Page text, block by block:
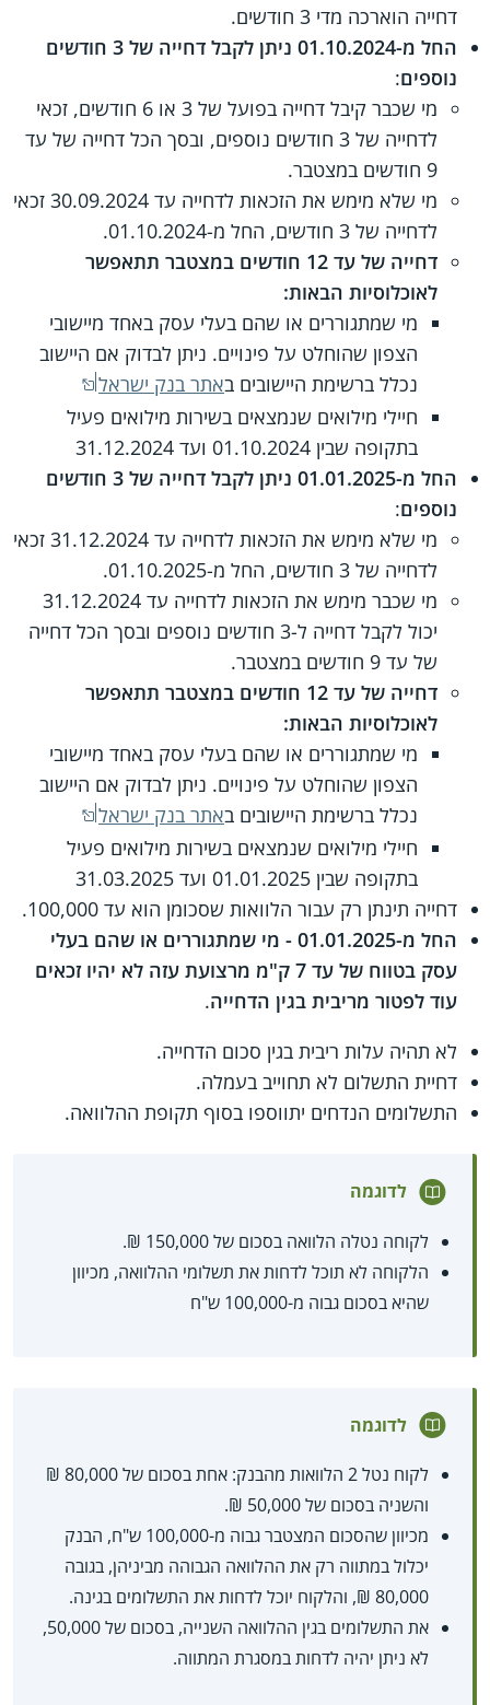
דחייה הוארכה מדי 3 חודשים.
החל מ-01.10.2024 ניתן לקבל דחייה של 3 חודשים
נוספים:
מי שכבר קיבל דחייה בפועל של 3 או 6 חודשים, זכאי
לדחייה של 3 חודשים נוספים, ובסך הכל דחייה של עד
9 חודשים במצטבר.
מי שלא מימש את הזכאות לדחייה עד 30.09.2024 זכאי
לדחייה של 3 חודשים, החל מ-01.10.2024.
דחייה של עד 12 חודשים במצטבר תתאפשר
לאוכלוסיות הבאות:
מי שמתגוררים או שהם בעלי עסק באחד מיישובי
הצפון שהוחלט על פינויים. ניתן לבדוק אם היישוב
נכלל ברשימת היישובים באתר בנק ישראל
חיילי מילואים שנמצאים בשירות מילואים פעיל
בתקופה שבין 01.10.2024 ועד 31.12.2024
החל מ-01.01.2025 ניתן לקבל דחייה של 3 חודשים
נוספים:
מי שלא מימש את הזכאות לדחייה עד 31.12.2024 זכאי
לדחייה של 3 חודשים, החל מ-01.10.2025.
מי שכבר מימש את הזכאות לדחייה עד 31.12.2024
יכול לקבל דחייה ל-3 חודשים נוספים ובסך הכל דחייה
של עד 9 חודשים במצטבר.
דחייה של עד 12 חודשים במצטבר תתאפשר
לאוכלוסיות הבאות:
מי שמתגוררים או שהם בעלי עסק באחד מיישובי
הצפון שהוחלט על פינויים. ניתן לבדוק אם היישוב
נכלל ברשימת היישובים באתר בנק ישראל
חיילי מילואים שנמצאים בשירות מילואים פעיל
בתקופה שבין 01.01.2025 ועד 31.03.2025
דחייה תינתן רק עבור הלוואות שסכומן הוא עד 100,000.
החל מ-01.01.2025 - מי שמתגוררים או שהם בעלי
עסק בטווח של עד 7 ק"מ מרצועת עזה לא יהיו זכאים
עוד לפטור מריבית בגין הדחייה.
לא תהיה עלות ריבית בגין סכום הדחייה.
דחיית התשלום לא תחוייב בעמלה.
התשלומים הנדחים יתווספו בסוף תקופת ההלוואה.
לדוגמה
לקוחה נטלה הלוואה בסכום של 150,000 ₪.
הלקוחה לא תוכל לדחות את תשלומי ההלוואה, מכיוון
שהיא בסכום גבוה מ-100,000 ש"ח
לדוגמה
לקוח נטל 2 הלוואות מהבנק: אחת בסכום של 80,000 ₪
והשניה בסכום של 50,000 ₪.
מכיוון שהסכום המצטבר גבוה מ-100,000 ש"ח, הבנק
יכלול במתווה רק את ההלוואה הגבוהה מביניהן, בגובה
80,000 ₪, והלקוח יוכל לדחות את התשלומים בגינה.
את התשלומים בגין ההלוואה השנייה, בסכום של 50,000,
לא ניתן יהיה לדחות במסגרת המתווה.